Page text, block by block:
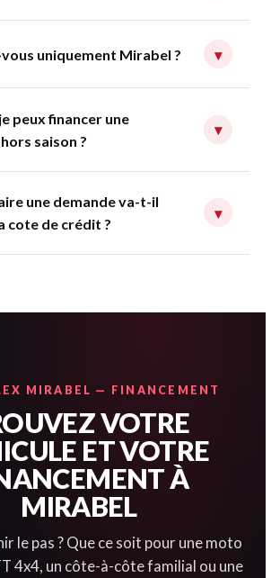
uniquement Mirabel ? ▾
peux financer une
saison ?
▾
une demande va-t-il
cote de crédit ?
▾
MIRABEL — FINANCEMENT
VOTRE
ET VOTRE
À
MIRABEL
le pas ? Que ce soit pour une moto
4x4, un côte-à-côte familial ou une